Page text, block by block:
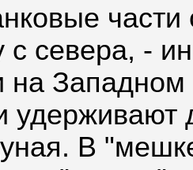
части
с севера, -
на
удерживают
В